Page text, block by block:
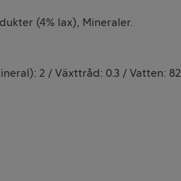
(4% lax), Mineraler.
2 / Växttråd: 0.3 / Vatten: 82